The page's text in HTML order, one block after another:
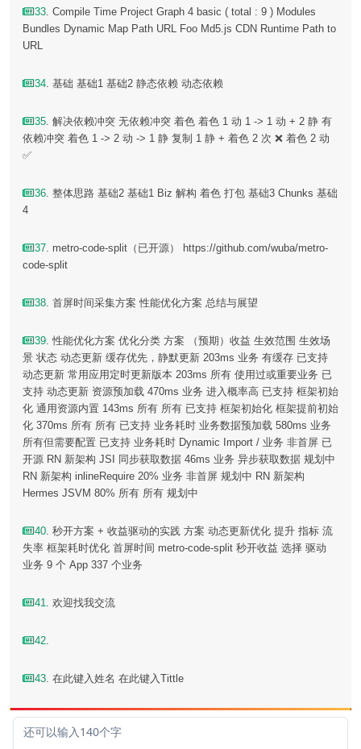
33. Compile Time Project Graph 4 basic ( total : 9 ) Modules
Bundles Dynamic Map Path URL Foo Md5.js CDN Runtime Path to
URL
34. 基础 基础1 基础2 静态依赖 动态依赖
35. 解决依赖冲突 无依赖冲突 着色 着色 1 动 1 -> 1 动 + 2 静 有
依赖冲突 着色 1 -> 2 动 -> 1 静 复制 1 静 + 着色 2 次 ❌ 着色 2 动
✅
36. 整体思路 基础2 基础1 Biz 解构 着色 打包 基础3 Chunks 基础
4
37. metro-code-split（已开源） https://github.com/wuba/metro-
code-split
38. 首屏时间采集方案 性能优化方案 总结与展望
39. 性能优化方案 优化分类 方案 （预期）收益 生效范围 生效场
景 状态 动态更新 缓存优先，静默更新 203ms 业务 有缓存 已支持
动态更新 常用应用定时更新版本 203ms 所有 使用过或重要业务 已
支持 动态更新 资源预加载 470ms 业务 进入概率高 已支持 框架初始
化 通用资源内置 143ms 所有 所有 已支持 框架初始化 框架提前初始
化 370ms 所有 所有 已支持 业务耗时 业务数据预加载 580ms 业务
所有但需要配置 已支持 业务耗时 Dynamic Import / 业务 非首屏 已
开源 RN 新架构 JSI 同步获取数据 46ms 业务 异步获取数据 规划中
RN 新架构 inlineRequire 20% 业务 非首屏 规划中 RN 新架构
Hermes JSVM 80% 所有 所有 规划中
40. 秒开方案 + 收益驱动的实践 方案 动态更新优化 提升 指标 流
失率 框架耗时优化 首屏时间 metro-code-split 秒开收益 选择 驱动
业务 9 个 App 337 个业务
41. 欢迎找我交流
42.
43. 在此键入姓名 在此键入Tittle